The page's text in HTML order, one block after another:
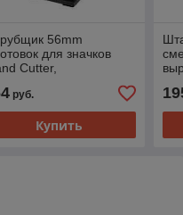
56mm
для значков
Cutter,
руб.
Купить